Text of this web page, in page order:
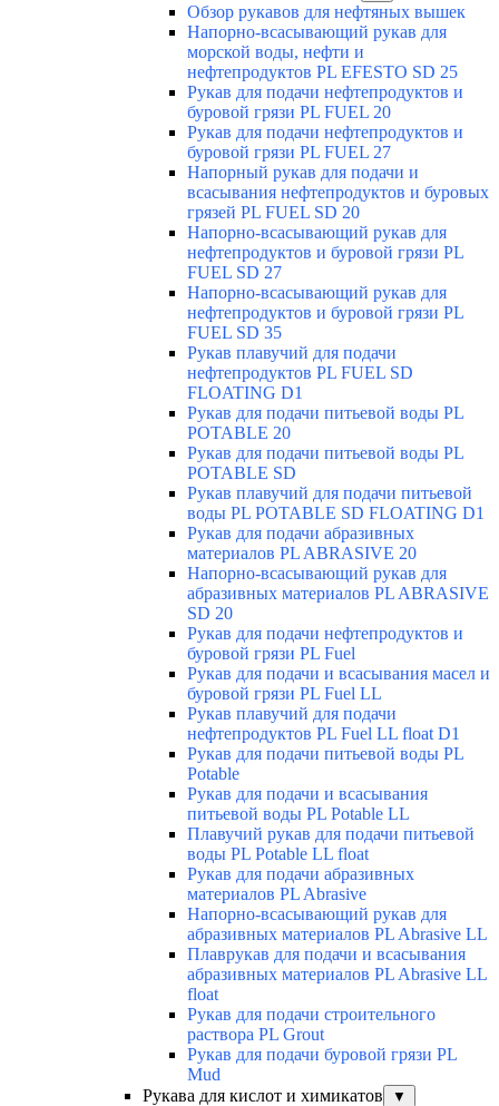
Обзор рукавов для нефтяных вышек
Напорно-всасывающий рукав для
морской воды, нефти и
нефтепродуктов PL EFESTO SD 25
Рукав для подачи нефтепродуктов и
буровой грязи PL FUEL 20
Рукав для подачи нефтепродуктов и
буровой грязи PL FUEL 27
Напорный рукав для подачи и
всасывания нефтепродуктов и буровых
грязей PL FUEL SD 20
Напорно-всасывающий рукав для
нефтепродуктов и буровой грязи PL
FUEL SD 27
Напорно-всасывающий рукав для
нефтепродуктов и буровой грязи PL
FUEL SD 35
Рукав плавучий для подачи
нефтепродуктов PL FUEL SD
FLOATING D1
Рукав для подачи питьевой воды PL
POTABLE 20
Рукав для подачи питьевой воды PL
POTABLE SD
Рукав плавучий для подачи питьевой
воды PL POTABLE SD FLOATING D1
Рукав для подачи абразивных
материалов PL ABRASIVE 20
Напорно-всасывающий рукав для
абразивных материалов PL ABRASIVE
SD 20
Рукав для подачи нефтепродуктов и
буровой грязи PL Fuel
Рукав для подачи и всасывания масел и
буровой грязи PL Fuel LL
Рукав плавучий для подачи
нефтепродуктов PL Fuel LL float D1
Рукав для подачи питьевой воды PL
Potable
Рукав для подачи и всасывания
питьевой воды PL Potable LL
Плавучий рукав для подачи питьевой
воды PL Potable LL float
Рукав для подачи абразивных
материалов PL Abrasive
Напорно-всасывающий рукав для
абразивных материалов PL Abrasive LL
Плаврукав для подачи и всасывания
абразивных материалов PL Abrasive LL
float
Рукав для подачи строительного
раствора PL Grout
Рукав для подачи буровой грязи PL
Mud
Рукава для кислот и химикатов
▼